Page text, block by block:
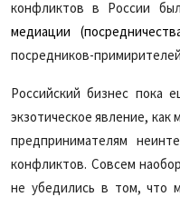
конфликтов в России
медиации
посредников-
Российский бизнес пока
экзотическое явление, как
предпринимателям
конфликтов. Совсем
не убедились в том, что